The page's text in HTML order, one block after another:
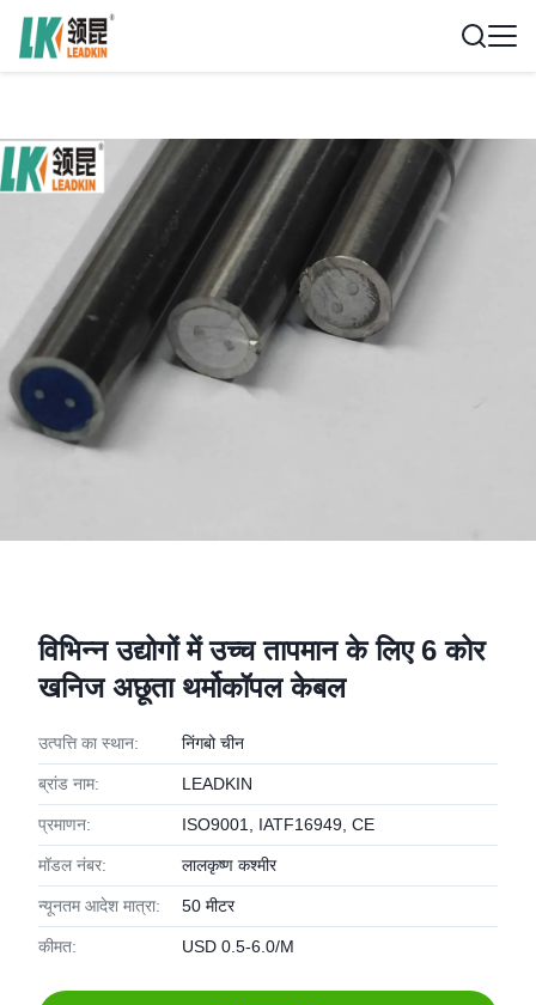
विभिन्न उद्योगों में उच्च तापमान के लिए 6 कोर
खनिज अछूता थर्मोकॉपल केबल
उत्पत्ति का स्थान: निंगबो चीन
ब्रांड नाम: LEADKIN
प्रमाणन: ISO9001, IATF16949, CE
मॉडल नंबर: लालकृष्ण कश्मीर
न्यूनतम आदेश मात्रा: 50 मीटर
कीमत: USD 0.5-6.0/M